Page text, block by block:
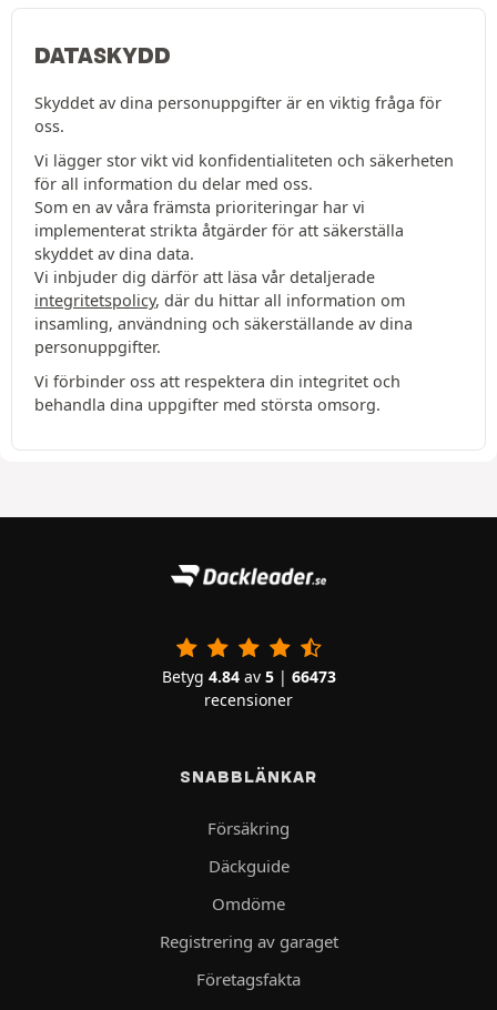
DATASKYDD
Skyddet av dina personuppgifter är en viktig fråga för
oss.
Vi lägger stor vikt vid konfidentialiteten och säkerheten
för all information du delar med oss.
Som en av våra främsta prioriteringar har vi
implementerat strikta åtgärder för att säkerställa
skyddet av dina data.
Vi inbjuder dig därför att läsa vår detaljerade
integritetspolicy, där du hittar all information om
insamling, användning och säkerställande av dina
personuppgifter.
Vi förbinder oss att respektera din integritet och
behandla dina uppgifter med största omsorg.
Betyg 4.84av 5| 66473
recensioner
SNABBLÄNKAR
Försäkring
Däckguide
Omdöme
Registrering av garaget
Företagsfakta